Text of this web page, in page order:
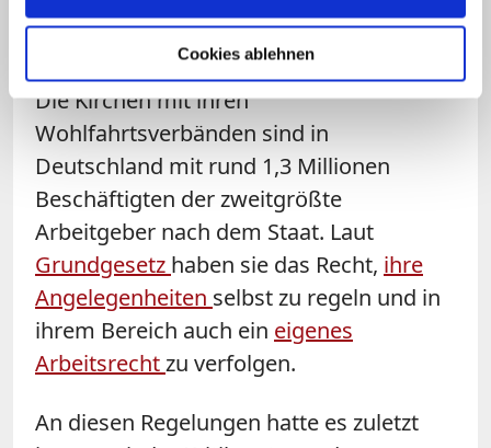
Cookies ablehnen
Gewerkschaften eingebunden werden.
Die Kirchen mit ihren
Wohlfahrtsverbänden sind in
Deutschland mit rund 1,3 Millionen
Beschäftigten der zweitgrößte
Arbeitgeber nach dem Staat. Laut
Grundgesetz haben sie das Recht, ihre
Angelegenheiten selbst zu regeln und in
ihrem Bereich auch ein eigenes
Arbeitsrechtzu verfolgen.
An diesen Regelungen hatte es zuletzt